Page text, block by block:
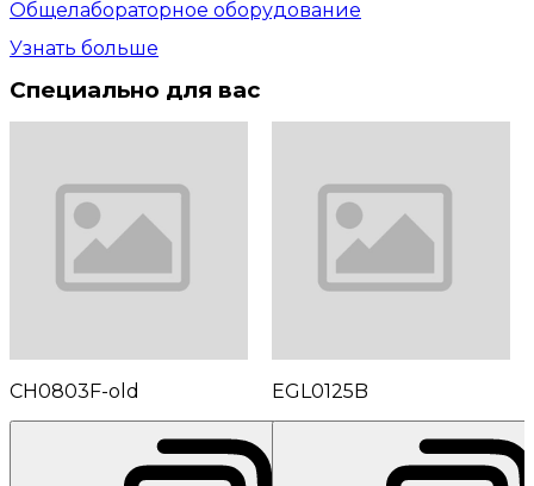
Общелабораторное оборудование
Узнать больше
Специально для вас
CH0803F-old EGL0125B